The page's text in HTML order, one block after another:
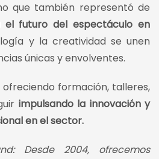
que también representó de
el futuro del espectáculo en
y la creatividad se unen
únicas y envolventes.
ofreciendo formación, talleres,
impulsando la innovación y
en el sector.
Desde 2004, ofrecemos